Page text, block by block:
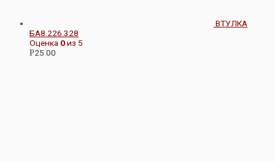
ВТУЛКА
БА8.226.328
Оценка 0из 5
Р25.00